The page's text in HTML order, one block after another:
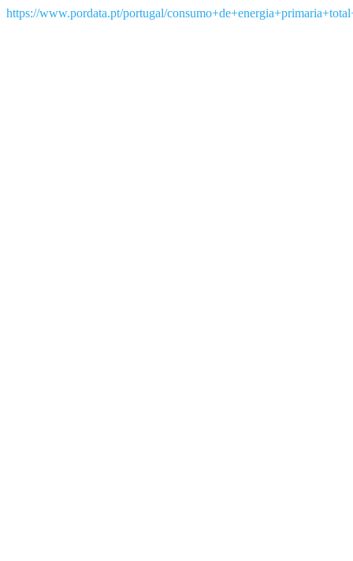
https://www.pordata.pt/portugal/